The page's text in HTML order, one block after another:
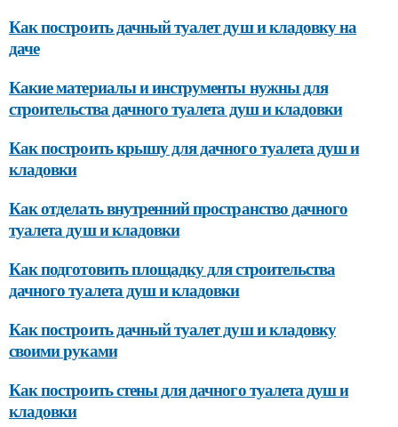
Как построить дачный туалет душ и кладовку на
даче
Какие материалы и инструменты нужны для
строительства дачного туалета душ и кладовки
Как построить крышу для дачного туалета душ и
кладовки
Как отделать внутренний пространство дачного
туалета душ и кладовки
Как подготовить площадку для строительства
дачного туалета душ и кладовки
Как построить дачный туалет душ и кладовку
своими руками
Как построить стены для дачного туалета душ и
кладовки